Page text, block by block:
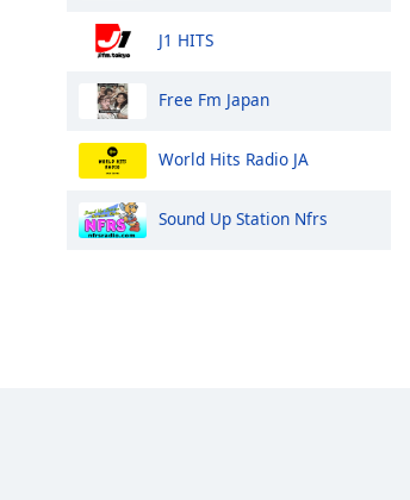
J1 HITS
Free Fm Japan
World Hits Radio JA
Sound Up Station Nfrs